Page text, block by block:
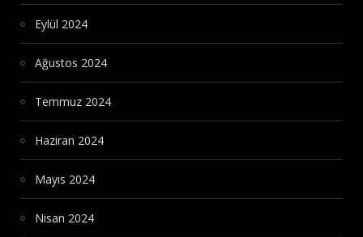
Eylül 2024
Ağustos 2024
Temmuz 2024
Haziran 2024
Mayıs 2024
Nisan 2024